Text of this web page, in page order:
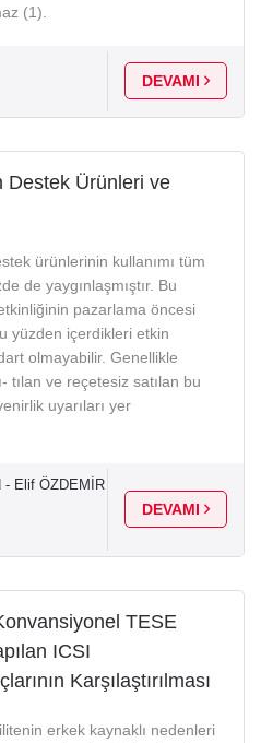
(1).
DEVAMI
Destek Ürünleri ve
ürünlerinin kullanımı tüm
de yaygınlaşmıştır. Bu
pazarlama öncesi
yüzden içerdikleri etkin
olmayabilir. Genellikle
tılan ve reçetesiz satılan bu
uyarıları yer
- Elif ÖZDEMİR
DEVAMI
TESE
ICSI
Karşılaştırılması
erkek kaynaklı nedenleri